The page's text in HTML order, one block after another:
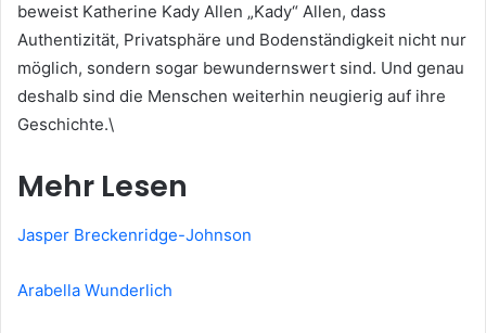
beweist Katherine Kady Allen „Kady“ Allen, dass
Authentizität, Privatsphäre und Bodenständigkeit nicht nur
möglich, sondern sogar bewundernswert sind. Und genau
deshalb sind die Menschen weiterhin neugierig auf ihre
Geschichte.\
Mehr Lesen
Jasper Breckenridge-Johnson
Arabella Wunderlich